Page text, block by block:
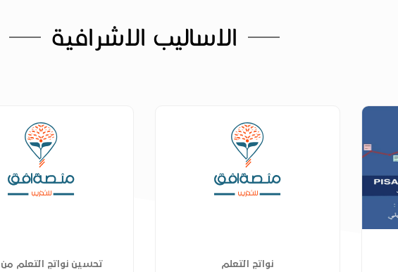
الاساليب الاشرافية
نواتج التعلم تحسين نواتج التعلم من